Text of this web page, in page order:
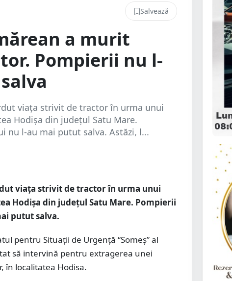
Salvează
a murit
Pompierii nu l-
viața strivit de tractor în urma unui
Hodișa din județul Satu Mare.
nu l-au mai putut salva. Astăzi, l...
viața strivit de tractor în urma unui
Hodișa din județul Satu Mare. Pompierii
putut salva.
pentru Situații de Urgență “Someș” al
să intervină pentru extragerea unei
în localitatea Hodisa.